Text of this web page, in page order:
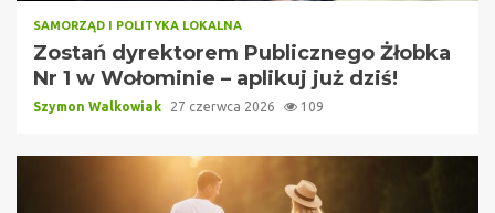
SAMORZĄD I POLITYKA LOKALNA
Zostań dyrektorem Publicznego Żłobka
Nr 1 w Wołominie – aplikuj już dziś!
Szymon Walkowiak 27 czerwca 2026 109